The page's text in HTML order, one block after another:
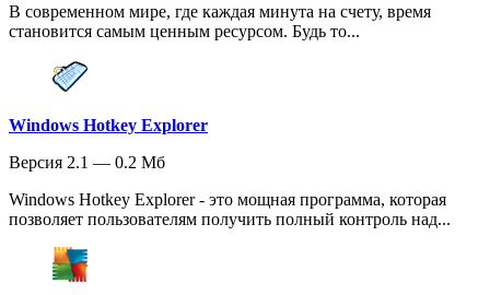
В современном мире, где каждая минута на счету, время
становится самым ценным ресурсом. Будь то...
Windows Hotkey Explorer
Версия 2.1 — 0.2 Мб
Windows Hotkey Explorer - это мощная программа, которая
позволяет пользователям получить полный контроль над...